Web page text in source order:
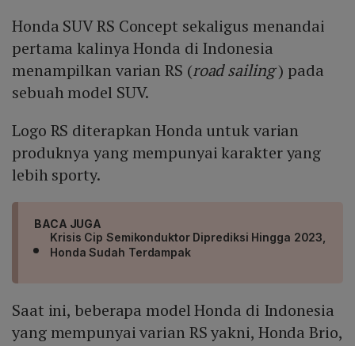
Honda SUV RS Concept sekaligus menandai
pertama kalinya Honda di Indonesia
menampilkan varian RS (road sailing) pada
sebuah model SUV.
Logo RS diterapkan Honda untuk varian
produknya yang mempunyai karakter yang
lebih sporty.
BACA JUGA
Krisis Cip Semikonduktor Diprediksi Hingga 2023,
Honda Sudah Terdampak
Saat ini, beberapa model Honda di Indonesia
yang mempunyai varian RS yakni, Honda Brio,